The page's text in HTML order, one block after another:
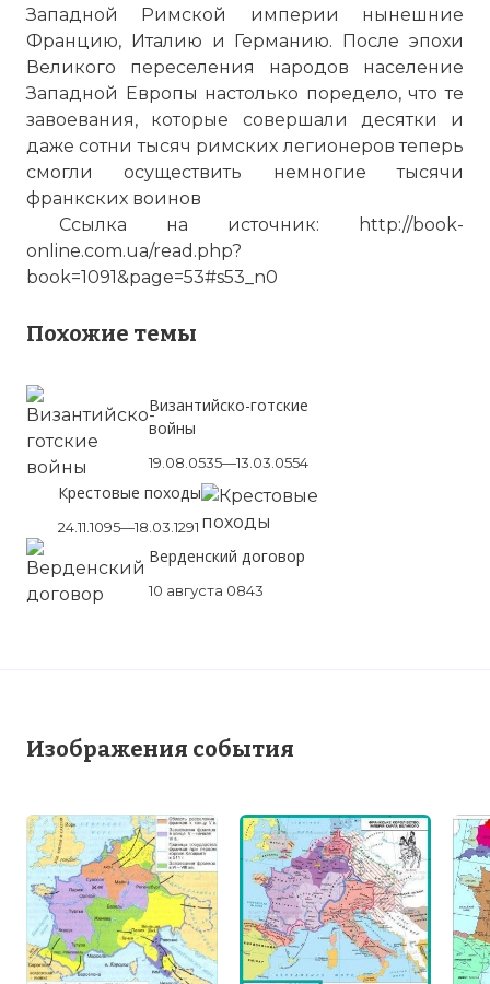
Западной Римской империи нынешние
Францию, Италию и Германию. После эпохи
Великого переселения народов население
Западной Европы настолько поредело, что те
завоевания, которые совершали десятки и
даже сотни тысяч римских легионеров теперь
смогли осуществить немногие тысячи
франкских воинов
Ссылка на источник:
http://book-
online.com.ua/read.php?
book=1091&page=53#s53_n0
Похожие темы
Византийско-готские
войны
19.08.0535—13.03.0554
Крестовые походы
24.11.1095—18.03.1291
Верденский договор
10 августа 0843
Изображения события